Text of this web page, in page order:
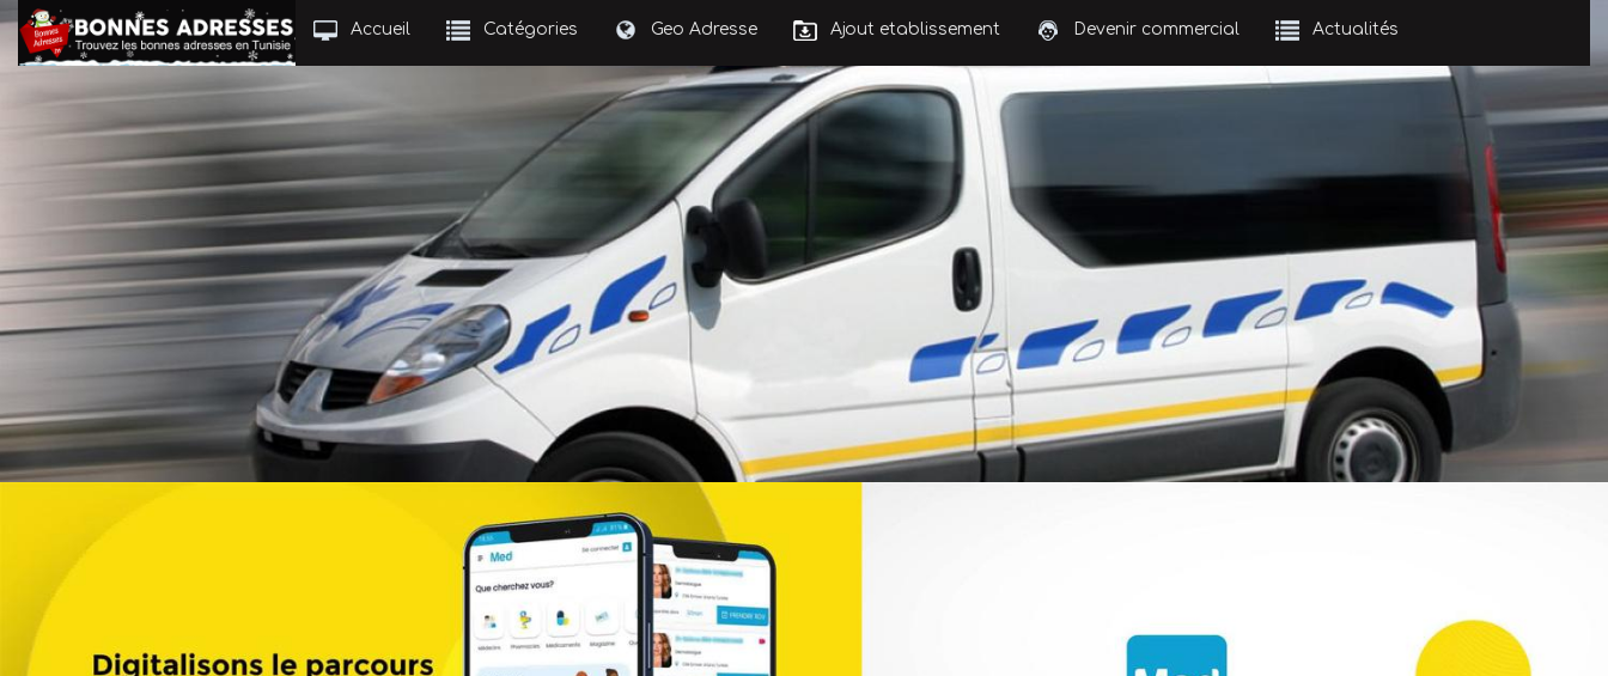
Accueil Catégories Geo Adresse Ajout etablissement Devenir commercial Actualités